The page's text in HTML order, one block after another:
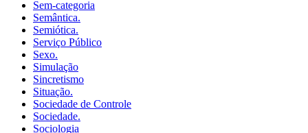
Sem-categoria
Semântica.
Semiótica.
Serviço Público
Sexo.
Simulação
Sincretismo
Situação.
Sociedade de Controle
Sociedade.
Sociologia